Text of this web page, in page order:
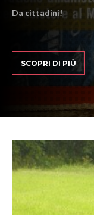
Da cittadini!
SCOPRI DI PIÙ